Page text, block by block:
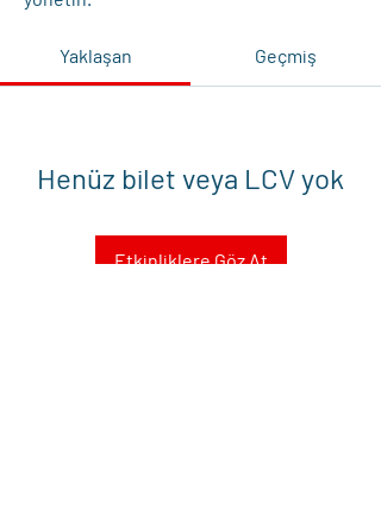
Yaklaşan Geçmiş
Henüz bilet veya LCV yok
Etkinliklere Göz At